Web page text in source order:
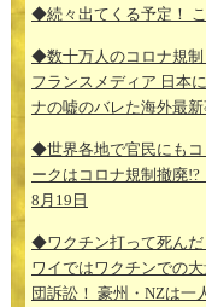
◆続々出てくる予定！
◆数十万人のコロナ規制
フランスメディア 日本
ナの嘘のバレた海外最
◆世界各地で官民にもコ
ークはコロナ規制撤廃
8月19日
◆ワクチン打って死んだ
ワイではワクチンでの
団訴訟！ 豪州・NZは一